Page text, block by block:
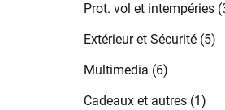
Prot. vol et intempéries
Extérieur et Sécurité (5)
Multimedia (6)
Cadeaux et autres (1)